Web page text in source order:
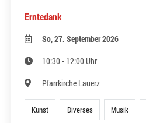
Erntedank
So, 27. September 2026
10:30 - 12:00 Uhr
Pfarrkirche Lauerz
Kunst Diverses Musik